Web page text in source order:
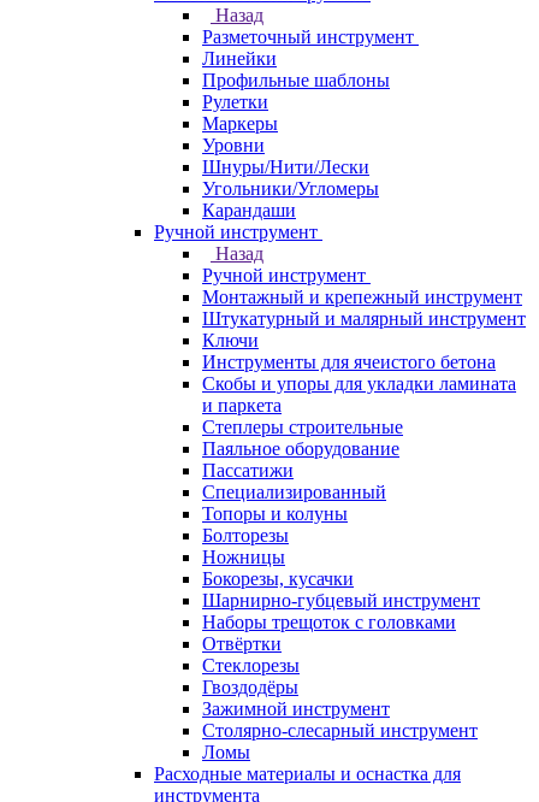
Назад
Разметочный инструмент
Линейки
Профильные шаблоны
Рулетки
Маркеры
Уровни
Шнуры/Нити/Лески
Угольники/Угломеры
Карандаши
Ручной инструмент
Назад
Ручной инструмент
Монтажный и крепежный инструмент
Штукатурный и малярный инструмент
Ключи
Инструменты для ячеистого бетона
Скобы и упоры для укладки ламината
и паркета
Степлеры строительные
Паяльное оборудование
Пассатижи
Специализированный
Топоры и колуны
Болторезы
Ножницы
Бокорезы, кусачки
Шарнирно-губцевый инструмент
Наборы трещоток с головками
Отвёртки
Стеклорезы
Гвоздодёры
Зажимной инструмент
Столярно-слесарный инструмент
Ломы
Расходные материалы и оснастка для
инструмента